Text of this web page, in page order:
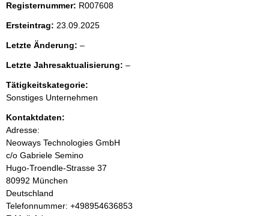
i
t
e
n
i
n
h
a
Registernummer: R007608
Ersteintrag: 23.09.2025
Letzte Änderung: –l
e
r
Letzte Jahresaktualisierung: –l
Tätigkeitskategorie:
Sonstiges Unternehmen
Kontaktdaten:
Adresse:
Neoways Technologies GmbH
c/o Gabriele Semino
Hugo-Troendle-Strasse 37
80992 München
Deutschland
K
Telefonnummer: +498954636853